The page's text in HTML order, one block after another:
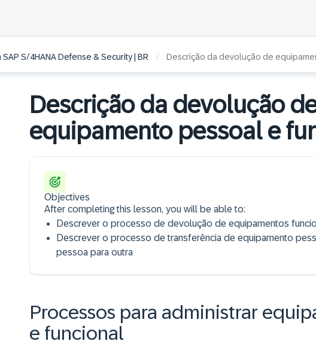
S/4HANA Defense & Security | BR / Descrição da devolução de
Descrição da devolução
equipamento pessoal e
Objectives
After completing this lesson, you will be able to:
Descrever o processo de devolução de equipamentos
Descrever o processo de transferência de equipamento
pessoa para outra
Processos para administrar
e funcional